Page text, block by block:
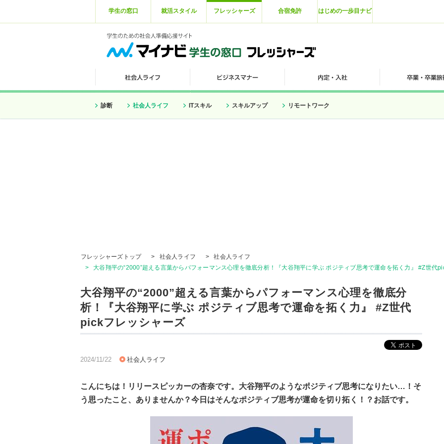
学生の窓口 就活スタイル フレッシャーズ 合宿免許 はじめの一歩目ナビ
診断 社会人ライフ ITスキル スキルアップ リモートワーク
フレッシャーズトップ > 社会人ライフ >
社会人ライフ
>
大谷翔平の“2000”超える言葉からパフォーマンス心理を徹底分析！『大谷翔平に学ぶ ポジティブ思考で運命を拓く力』 #Z世代
大谷翔平の“2000”超える言葉からパフォーマンス心理を徹底分
析！『大谷翔平に学ぶ ポジティブ思考で運命を拓く力』 #Z世代
pickフレッシャーズ
2024/11/22 社会人ライフ
こんにちは！リリースピッカーの杏奈です。大谷翔平のようなポジティブ思考になりたい…！そ
う思ったこと、ありませんか？今日はそんなポジティブ思考が運命を切り拓く！？お話です。